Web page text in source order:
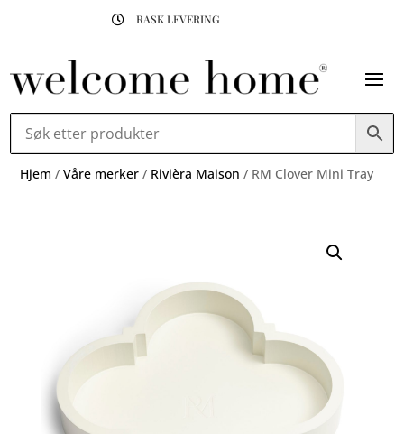
 RASK LEVERING
Hjem /Våre merker / Rivièra Maison / RM Clover Mini Tray